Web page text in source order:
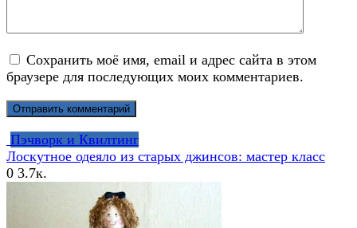
Сохранить моё имя, email и адрес сайта в этом
браузере для последующих моих комментариев.
Пэчворк и Квилтинг
Лоскутное одеяло из старых джинсов: мастер класс
0 3.7к.